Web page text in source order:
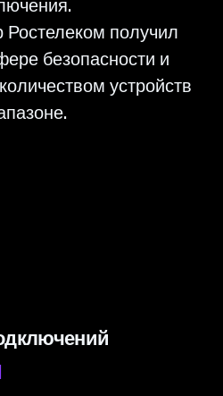
получил
безопасности и
устройств